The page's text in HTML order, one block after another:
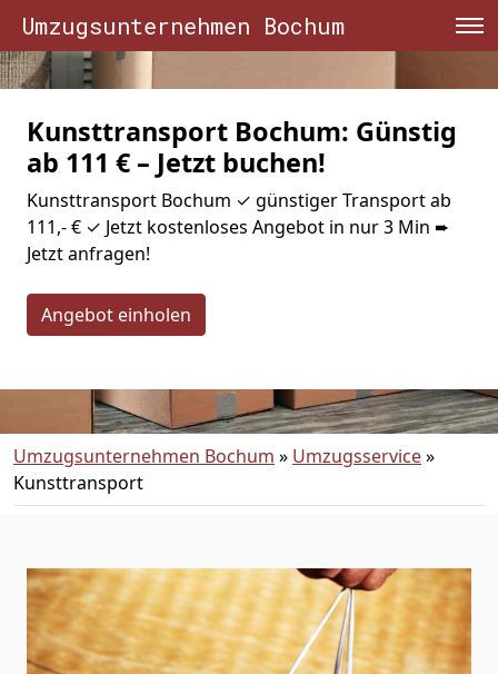
Umzugsunternehmen Bochum
Kunsttransport Bochum: Günstig
ab 111 € – Jetzt buchen!
Kunsttransport Bochum ✓ günstiger Transport ab
111,- € ✓ Jetzt kostenloses Angebot in nur 3 Min ➨
Jetzt anfragen!
Angebot einholen
Umzugsunternehmen Bochum » Umzugsservice»
Kunsttransport